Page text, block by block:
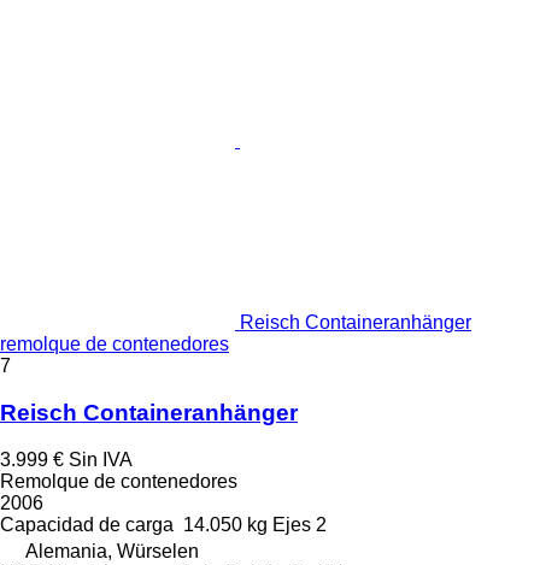
Reisch Containeranhänger
remolque de contenedores
7
Reisch Containeranhänger
3.999 € Sin IVA
Remolque de contenedores
2006
Capacidad de carga 14.050 kg Ejes 2
Alemania, Würselen